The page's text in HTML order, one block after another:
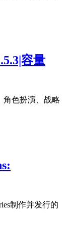
容量
角色扮演、战略
制作并发行的